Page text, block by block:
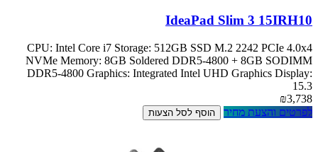
IdeaPad Slim 3 15IRH10
CPU: Intel Core i7 Storage: 512GB SSD M.2 2242 PCIe 4.0x4
NVMe Memory: 8GB Soldered DDR5-4800 + 8GB SODIMM
DDR5-4800 Graphics: Integrated Intel UHD Graphics Display:
15.3
₪3,738
לפרטים והצעת מחיר
הוסף לסל הצעות